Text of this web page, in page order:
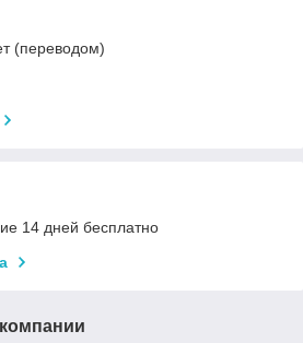
(переводом)
14 дней бесплатно